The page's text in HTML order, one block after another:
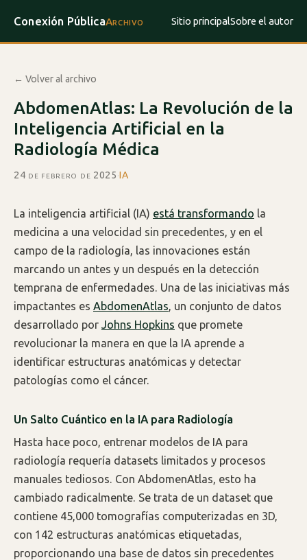
Conexión PúblicaArchivo Sitio principalSobre el autor
← Volver al archivo
AbdomenAtlas: La Revolución de la
Inteligencia Artificial en la
Radiología Médica
24 de febrero de 2025·IA
La inteligencia artificial (IA) está transformando la
medicina a una velocidad sin precedentes, y en el
campo de la radiología, las innovaciones están
marcando un antes y un después en la detección
temprana de enfermedades. Una de las iniciativas más
impactantes es AbdomenAtlas, un conjunto de datos
desarrollado por Johns Hopkins que promete
revolucionar la manera en que la IA aprende a
identificar estructuras anatómicas y detectar
patologías como el cáncer.
Un Salto Cuántico en la IA para Radiología
Hasta hace poco, entrenar modelos de IA para
radiología requería datasets limitados y procesos
manuales tediosos. Con AbdomenAtlas, esto ha
cambiado radicalmente. Se trata de un dataset que
contiene 45,000 tomografías computerizadas en 3D,
con 142 estructuras anatómicas etiquetadas,
proporcionando una base de datos sin precedentes